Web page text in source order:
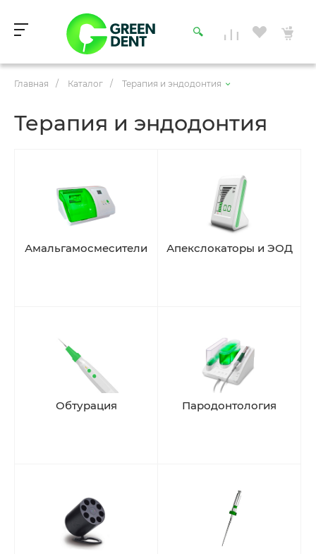
Главная / Каталог / Терапия и эндодонтия
Терапия и эндодонтия
Амальгамосмесители Апекслокаторы и ЭОД
Обтурация Пародонтология